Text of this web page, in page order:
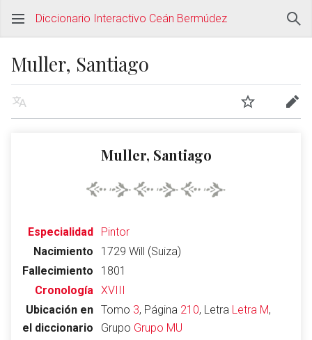
Diccionario Interactivo Ceán Bermúdez
Muller, Santiago
Muller, Santiago
Especialidad
Pintor
Nacimiento
1729 Will (Suiza)
Fallecimiento
1801
Cronología XVIII
Ubicación en
el diccionario
Tomo 3, Página 210, Letra Letra M,
Grupo Grupo MU